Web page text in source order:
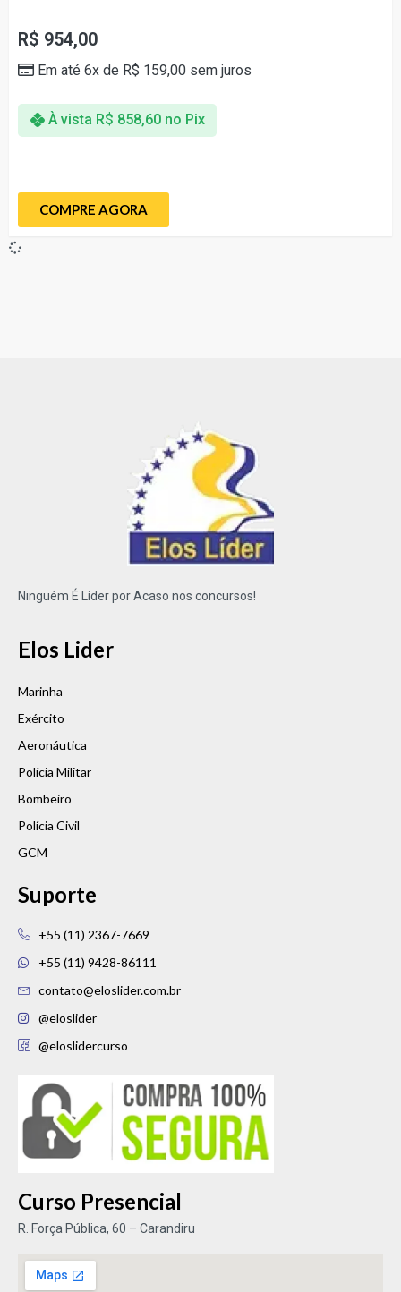
R$ 954,00
Em até 6x de R$ 159,00 sem juros
À vista R$ 858,60 no Pix
COMPRE AGORA
Ninguém É Líder por Acaso nos concursos!
Elos Lider
Marinha
Exército
Aeronáutica
Polícia Militar
Bombeiro
Polícia Civil
GCM
Suporte
+55 (11) 2367-7669
+55 (11) 9428-86111
contato@eloslider.com.br
@eloslider
@eloslidercurso
Curso Presencial
R. Força Pública, 60 – Carandiru